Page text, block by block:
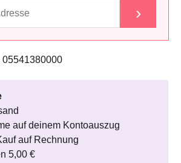
›
05541380000
auf deinem Kontoauszug
auf Rechnung
5,00 €